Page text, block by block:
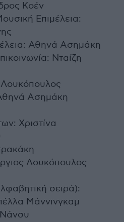
Κοέν
Επιμέλεια:
Αθηνά Ασημάκη
Νταίζη
Ασημάκη
Χριστίνα
Λουκόπουλος
σειρά):
Μάννινγκαμ